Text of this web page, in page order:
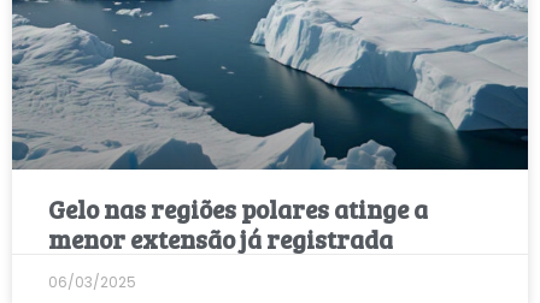
Gelo nas regiões polares atinge a
menor extensão já registrada
06/03/2025